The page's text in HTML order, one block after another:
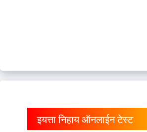
इयत्ता निहाय ऑनलाईन टेस्ट